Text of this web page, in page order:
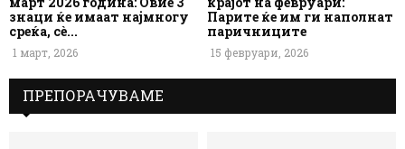
знаци ќе имаат најмногу
среќа, сè...
1 март, 2026
Парите ќе им ги наполнат
паричниците
15 февруари, 2026
ПРЕПОРАЧУВАМЕ